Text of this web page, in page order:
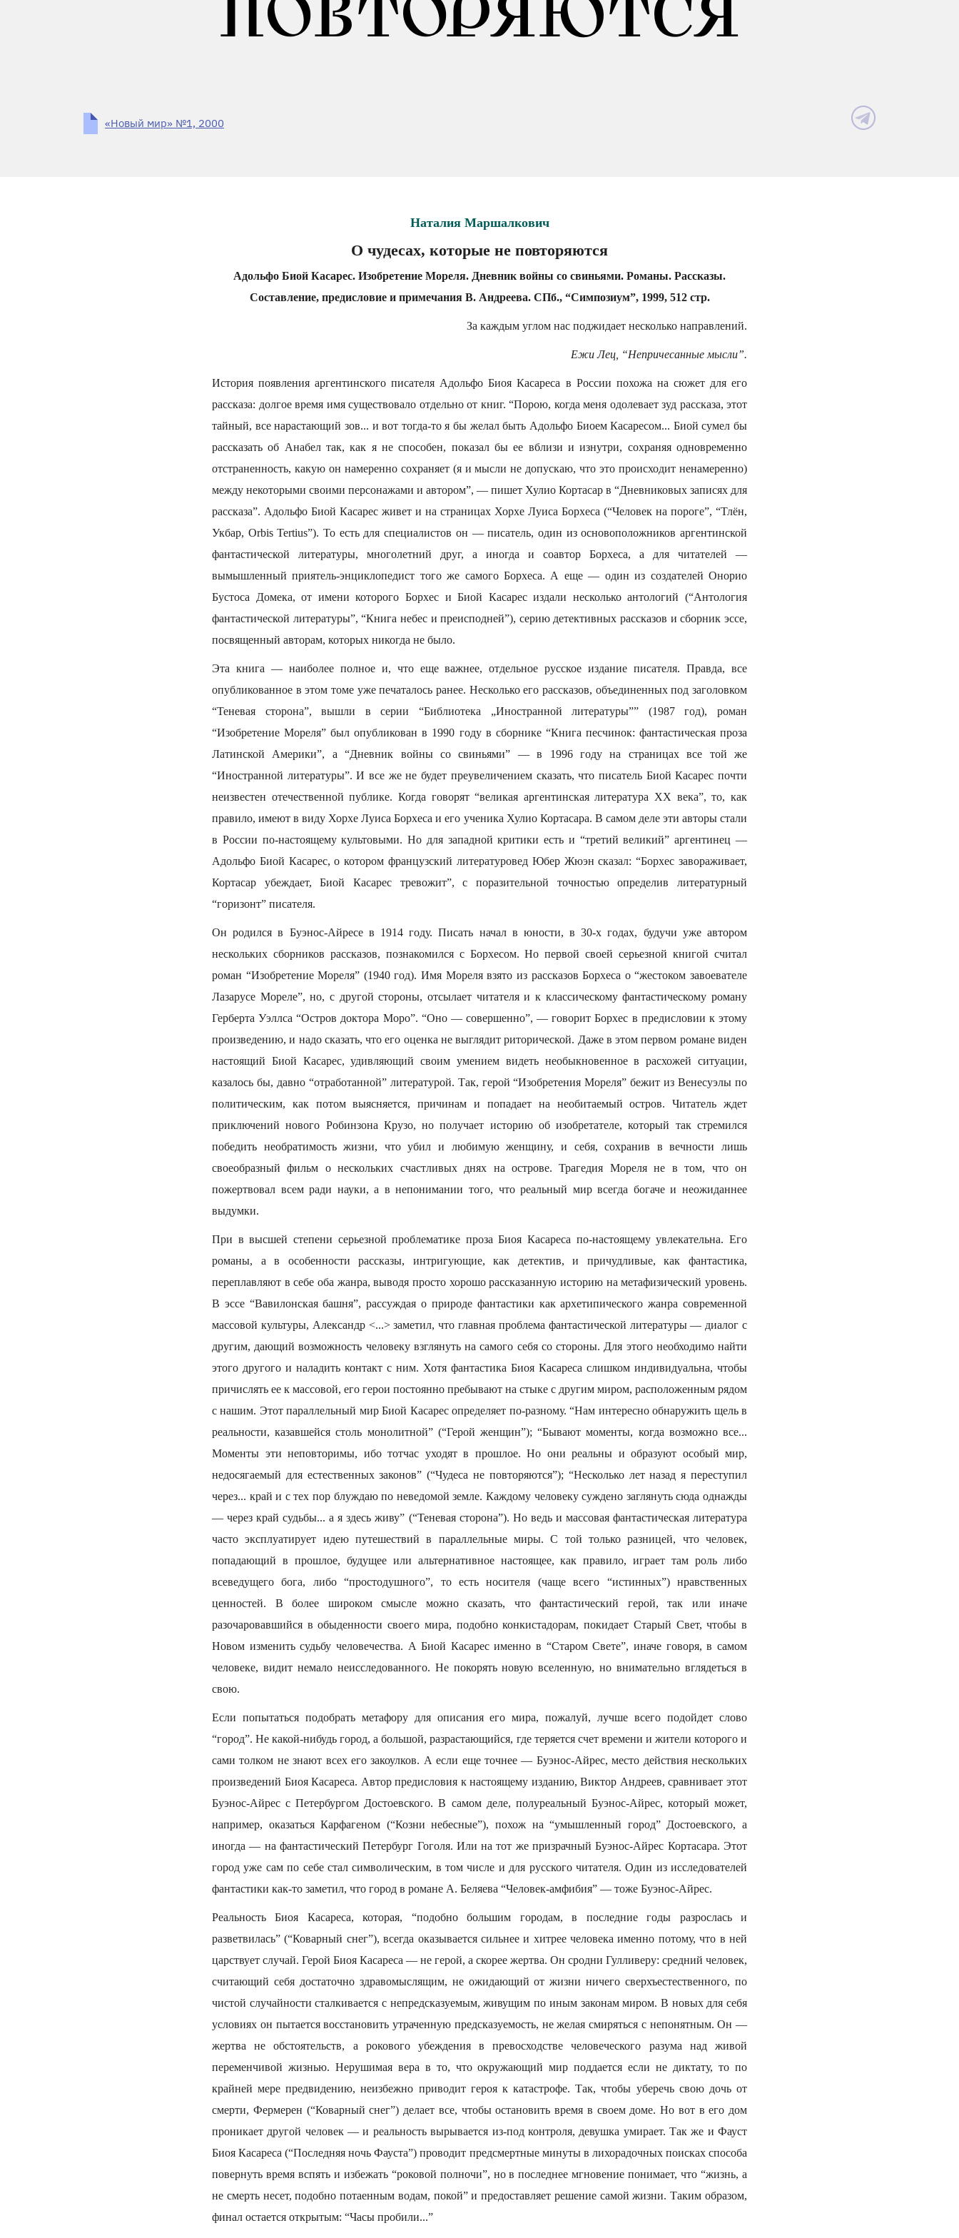
ПОВТОРЯЮТСЯ
«Новый мир» №1, 2000
Наталия Маршалкович
О чудесах, которые не повторяются
Адольфо Биой Касарес. Изобретение Мореля. Дневник войны со свиньями. Романы. Рассказы.
Составление, предисловие и примечания В. Андреева. СПб., “Симпозиум”, 1999, 512 стр.
За каждым углом нас поджидает несколько направлений.
Ежи Лец, “Непричесанные мысли”.
История появления аргентинского писателя Адольфо Биоя Касареса в России похожа на сюжет для его
рассказа: долгое время имя существовало отдельно от книг. “Порою, когда меня одолевает зуд рассказа, этот
тайный, все нарастающий зов... и вот тогда-то я бы желал быть Адольфо Биоем Касаресом... Биой сумел бы
рассказать об Анабел так, как я не способен, показал бы ее вблизи и изнутри, сохраняя одновременно
отстраненность, какую он намеренно сохраняет (я и мысли не допускаю, что это происходит ненамеренно)
между некоторыми своими персонажами и автором”, — пишет Хулио Кортасар в “Дневниковых записях для
рассказа”. Адольфо Биой Касарес живет и на страницах Хорхе Луиса Борхеса (“Человек на пороге”, “Тлён,
Укбар, Orbis Tertius”). То есть для специалистов он — писатель, один из основоположников аргентинской
фантастической литературы, многолетний друг, а иногда и соавтор Борхеса, а для читателей —
вымышленный приятель-энциклопедист того же самого Борхеса. А еще — один из создателей Онорио
Бустоса Домека, от имени которого Борхес и Биой Касарес издали несколько антологий (“Антология
фантастической литературы”, “Книга небес и преисподней”), серию детективных рассказов и сборник эссе,
посвященный авторам, которых никогда не было.
Эта книга — наиболее полное и, что еще важнее, отдельное русское издание писателя. Правда, все
опубликованное в этом томе уже печаталось ранее. Несколько его рассказов, объединенных под заголовком
“Теневая сторона”, вышли в серии “Библиотека „Иностранной литературы”” (1987 год), роман
“Изобретение Мореля” был опубликован в 1990 году в сборнике “Книга песчинок: фантастическая проза
Латинской Америки”, а “Дневник войны со свиньями” — в 1996 году на страницах все той же
“Иностранной литературы”. И все же не будет преувеличением сказать, что писатель Биой Касарес почти
неизвестен отечественной публике. Когда говорят “великая аргентинская литература ХХ века”, то, как
правило, имеют в виду Хорхе Луиса Борхеса и его ученика Хулио Кортасара. В самом деле эти авторы стали
в России по-настоящему культовыми. Но для западной критики есть и “третий великий” аргентинец —
Адольфо Биой Касарес, о котором французский литературовед Юбер Жюэн сказал: “Борхес завораживает,
Кортасар убеждает, Биой Касарес тревожит”, с поразительной точностью определив литературный
“горизонт” писателя.
Он родился в Буэнос-Айресе в 1914 году. Писать начал в юности, в 30-х годах, будучи уже автором
нескольких сборников рассказов, познакомился с Борхесом. Но первой своей серьезной книгой считал
роман “Изобретение Мореля” (1940 год). Имя Мореля взято из рассказов Борхеса о “жестоком завоевателе
Лазарусе Мореле”, но, с другой стороны, отсылает читателя и к классическому фантастическому роману
Герберта Уэллса “Остров доктора Моро”. “Оно — совершенно”, — говорит Борхес в предисловии к этому
произведению, и надо сказать, что его оценка не выглядит риторической. Даже в этом первом романе виден
настоящий Биой Касарес, удивляющий своим умением видеть необыкновенное в расхожей ситуации,
казалось бы, давно “отработанной” литературой. Так, герой “Изобретения Мореля” бежит из Венесуэлы по
политическим, как потом выясняется, причинам и попадает на необитаемый остров. Читатель ждет
приключений нового Робинзона Крузо, но получает историю об изобретателе, который так стремился
победить необратимость жизни, что убил и любимую женщину, и себя, сохранив в вечности лишь
своеобразный фильм о нескольких счастливых днях на острове. Трагедия Мореля не в том, что он
пожертвовал всем ради науки, а в непонимании того, что реальный мир всегда богаче и неожиданнее
выдумки.
При в высшей степени серьезной проблематике проза Биоя Касареса по-настоящему увлекательна. Его
романы, а в особенности рассказы, интригующие, как детектив, и причудливые, как фантастика,
переплавляют в себе оба жанра, выводя просто хорошо рассказанную историю на метафизический уровень.
В эссе “Вавилонская башня”, рассуждая о природе фантастики как архетипического жанра современной
массовой культуры, Александр <...> заметил, что главная проблема фантастической литературы — диалог с
другим, дающий возможность человеку взглянуть на самого себя со стороны. Для этого необходимо найти
этого другого и наладить контакт с ним. Хотя фантастика Биоя Касареса слишком индивидуальна, чтобы
причислять ее к массовой, его герои постоянно пребывают на стыке с другим миром, расположенным рядом
с нашим. Этот параллельный мир Биой Касарес определяет по-разному. “Нам интересно обнаружить щель в
реальности, казавшейся столь монолитной” (“Герой женщин”); “Бывают моменты, когда возможно все...
Моменты эти неповторимы, ибо тотчас уходят в прошлое. Но они реальны и образуют особый мир,
недосягаемый для естественных законов” (“Чудеса не повторяются”); “Несколько лет назад я переступил
через... край и с тех пор блуждаю по неведомой земле. Каждому человеку суждено заглянуть сюда однажды
— через край судьбы... а я здесь живу” (“Теневая сторона”). Но ведь и массовая фантастическая литература
часто эксплуатирует идею путешествий в параллельные миры. С той только разницей, что человек,
попадающий в прошлое, будущее или альтернативное настоящее, как правило, играет там роль либо
всеведущего бога, либо “простодушного”, то есть носителя (чаще всего “истинных”) нравственных
ценностей. В более широком смысле можно сказать, что фантастический герой, так или иначе
разочаровавшийся в обыденности своего мира, подобно конкистадорам, покидает Старый Свет, чтобы в
Новом изменить судьбу человечества. А Биой Касарес именно в “Старом Свете”, иначе говоря, в самом
человеке, видит немало неисследованного. Не покорять новую вселенную, но внимательно вглядеться в
свою.
Если попытаться подобрать метафору для описания его мира, пожалуй, лучше всего подойдет слово
“город”. Не какой-нибудь город, а большой, разрастающийся, где теряется счет времени и жители которого и
сами толком не знают всех его закоулков. А если еще точнее — Буэнос-Айрес, место действия нескольких
произведений Биоя Касареса. Автор предисловия к настоящему изданию, Виктор Андреев, сравнивает этот
Буэнос-Айрес с Петербургом Достоевского. В самом деле, полуреальный Буэнос-Айрес, который может,
например, оказаться Карфагеном (“Козни небесные”), похож на “умышленный город” Достоевского, а
иногда — на фантастический Петербург Гоголя. Или на тот же призрачный Буэнос-Айрес Кортасара. Этот
город уже сам по себе стал символическим, в том числе и для русского читателя. Один из исследователей
фантастики как-то заметил, что город в романе А. Беляева “Человек-амфибия” — тоже Буэнос-Айрес.
Реальность Биоя Касареса, которая, “подобно большим городам, в последние годы разрослась и
разветвилась” (“Коварный снег”), всегда оказывается сильнее и хитрее человека именно потому, что в ней
царствует случай. Герой Биоя Касареса — не герой, а скорее жертва. Он сродни Гулливеру: средний человек,
считающий себя достаточно здравомыслящим, не ожидающий от жизни ничего сверхъестественного, по
чистой случайности сталкивается с непредсказуемым, живущим по иным законам миром. В новых для себя
условиях он пытается восстановить утраченную предсказуемость, не желая смиряться с непонятным. Он —
жертва не обстоятельств, а рокового убеждения в превосходстве человеческого разума над живой
переменчивой жизнью. Нерушимая вера в то, что окружающий мир поддается если не диктату, то по
крайней мере предвидению, неизбежно приводит героя к катастрофе. Так, чтобы уберечь свою дочь от
смерти, Фермерен (“Коварный снег”) делает все, чтобы остановить время в своем доме. Но вот в его дом
проникает другой человек — и реальность вырывается из-под контроля, девушка умирает. Так же и Фауст
Биоя Касареса (“Последняя ночь Фауста”) проводит предсмертные минуты в лихорадочных поисках способа
повернуть время вспять и избежать “роковой полночи”, но в последнее мгновение понимает, что “жизнь, а
не смерть несет, подобно потаенным водам, покой” и предоставляет решение самой жизни. Таким образом,
финал остается открытым: “Часы пробили...”